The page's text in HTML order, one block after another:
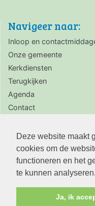
Deze website maakt
cookies om de
functioneren en het
te kunnen analyseren.
Ja, ik
Navigeer naar:
Inloop en
Onze gemeente
Kerkdiensten
Terugkijken
Agenda
Contact